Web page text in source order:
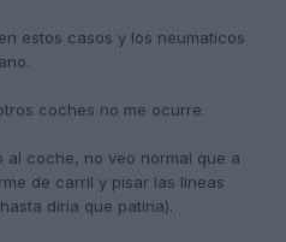
estos casos y los neumaticos
coches no me ocurre.
al coche, no veo normal que a
de carril y pisar las lineas
diria que patina).